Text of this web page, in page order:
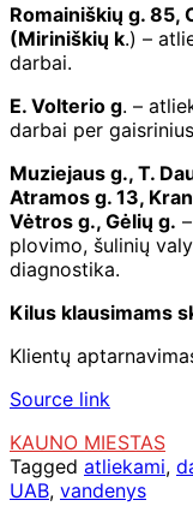
Romainiškių g. 85,
(Miriniškių k.) –
darbai.
E. Volterio g. –
darbai per
Muziejaus g., T.
Atramos g. 13,
Vėtros g., Gėlių g.
plovimo, šulinių
diagnostika.
Kilus klausimams
Klientų
Source link
KAUNO MIESTAS
Tagged atliekami,
UAB, vandenys